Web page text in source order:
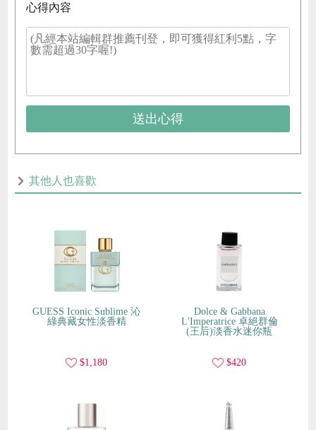
心得內容
送出心得
其他人也喜歡
GUESS Iconic Sublime 沁
綠典藏女性淡香精
$1,180
Dolce & Gabbana
L'Imperatrice 卓絕群倫
(王后)淡香水迷你瓶
$420